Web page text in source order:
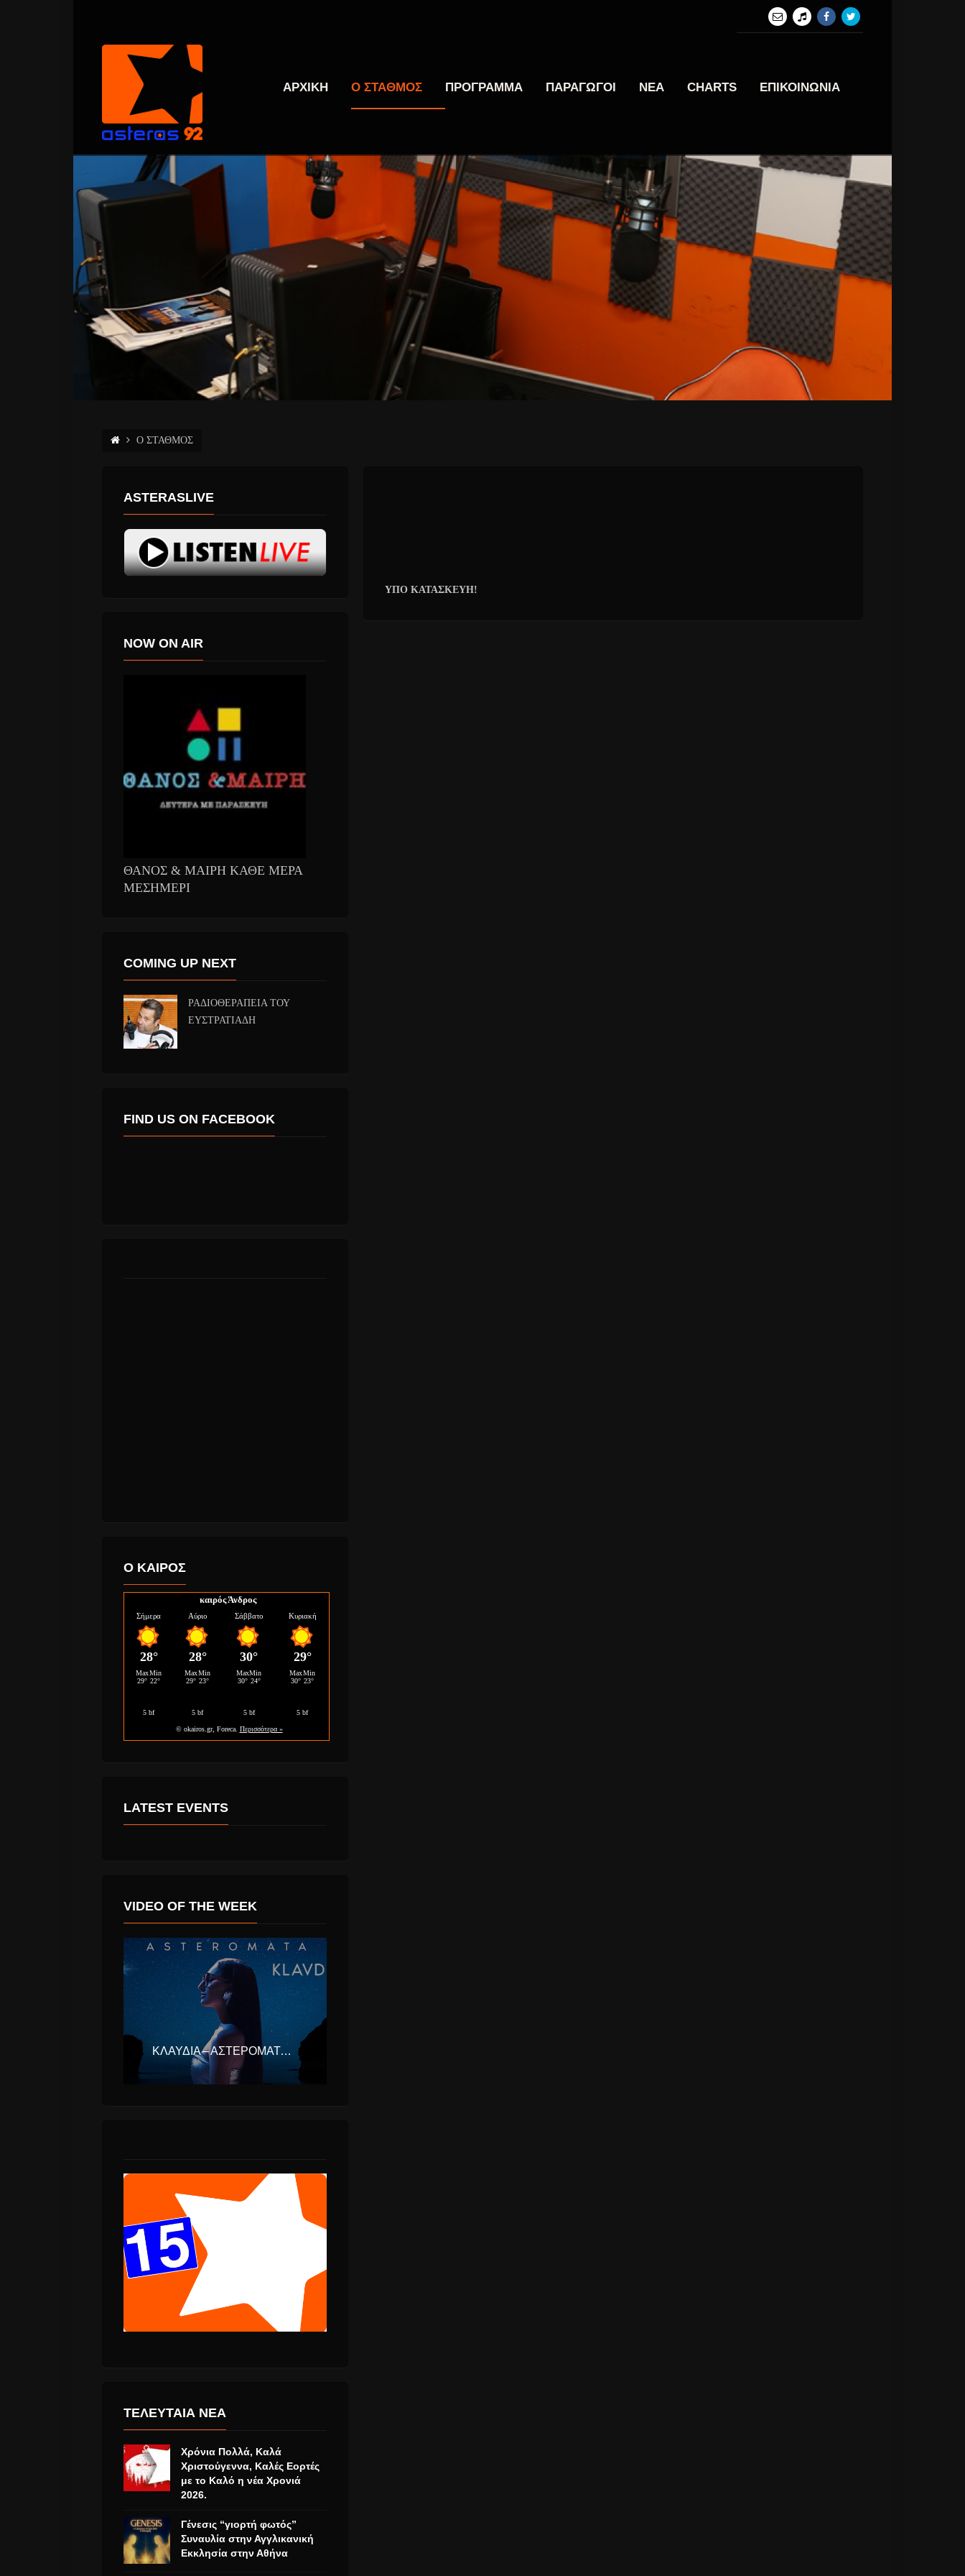
ΑΡΧΙΚΗ Ο ΣΤΑΘΜΟΣ ΠΡΟΓΡΑΜΜΑ ΠΑΡΑΓΩΓΟΙ ΝΕΑ CHARTS ΕΠΙΚΟΙΝΩΝΙΑ
Ο ΣΤΑΘΜΟΣ
ΥΠΟ ΚΑΤΑΣΚΕΥΗ!
ASTERASLIVE
NOW ON AIR
ΘΑΝΟΣ & ΜΑΙΡΗ ΚΑΘΕ ΜΕΡΑ
ΜΕΣΗΜΕΡΙ
COMING UP NEXT
ΡΑΔΙΟΘΕΡΑΠΕΙΑ ΤΟΥ
ΕΥΣΤΡΑΤΙΑΔΗ
FIND US ON FACEBOOK
Ο ΚΑΙΡΟΣ
καιρός Άνδρος
LATEST EVENTS
VIDEO OF THE WEEK
ΚΛΑΥΔΊΑ – ΑΣΤΕΡΟΜΆΤΑ (EUROVISION ΕΛΛΆΔΑ 2025)
ΤΕΛΕΥΤΑΙΑ ΝΕΑ
Χρόνια Πολλά, Καλά
Χριστούγεννα, Καλές Εορτές
με το Καλό η νέα Χρονιά
2026.
Γένεσις “γιορτή φωτός”
Συναυλία στην Αγγλικανική
Εκκλησία στην Αθήνα